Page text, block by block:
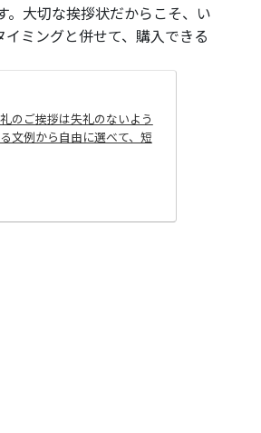
。大切な挨拶状だからこそ、い
ミングと併せて、購入できる
のご挨拶は失礼のないよう
文例から自由に選べて、短